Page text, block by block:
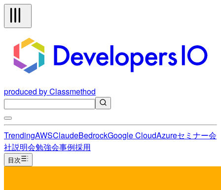
produced by Classmethod
TrendingAWSClaudeBedrockGoogle CloudAzureセミナー会
社説明会勉強会事例採用
目次